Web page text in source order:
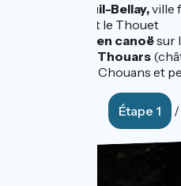
Montreuil-Bellay,ville
dominant le Thouet
Balades en canoësur
Thouars
pont des Chouans et
Étape 1 /